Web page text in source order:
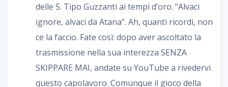
delle S. Tipo Guzzanti ai tempi d’oro. “Alvaci
ignore, alvaci da Atana”. Ah, quanti ricordi, non
ce la faccio. Fate così: dopo aver ascoltato la
trasmissione nella sua interezza SENZA
SKIPPARE MAI, andate su YouTube a rivedervi
questo capolavoro. Comunque il gioco della